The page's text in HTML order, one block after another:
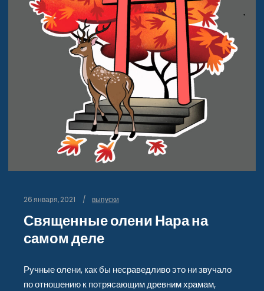
26 января, 2021 выпуски
Священные олени Нара на
самом деле
Ручные олени, как бы несраведливо это ни звучало
по отношению к потрясающим древним храмам,